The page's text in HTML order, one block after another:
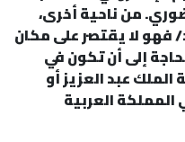
من ناحية أخرى،
فهو لا يقتصر على مكان
إلى أن تكون في
عبد العزيز أو
العربية